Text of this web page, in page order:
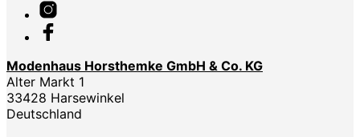
Modenhaus Horsthemke GmbH & Co. KG
Alter Markt 1
33428 Harsewinkel
Deutschland